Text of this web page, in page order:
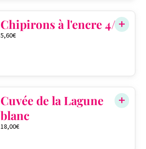
Chipirons à l'encre 4/6
5,60€
Cuvée de la Lagune
blanc
18,00€